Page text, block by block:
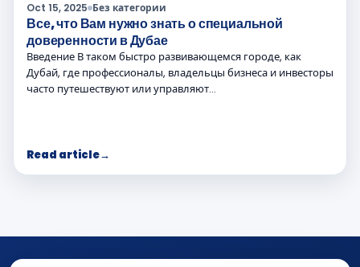
Oct 15, 2025 Без категории
Все, что Вам нужно знать о специальной
доверенности в Дубае
Введение В таком быстро развивающемся городе, как
Дубай, где профессионалы, владельцы бизнеса и инвесторы
часто путешествуют или управляют…
Read article→